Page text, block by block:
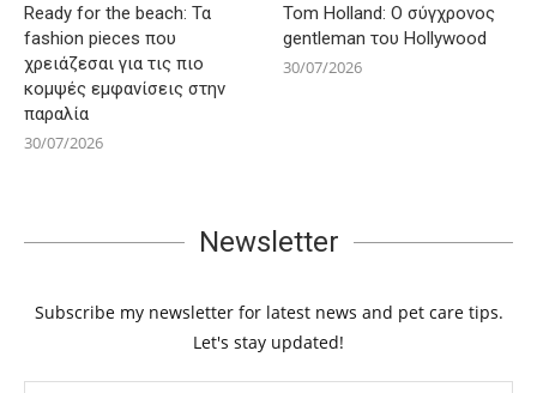
Ready for the beach: Τα
fashion pieces που
χρειάζεσαι για τις πιο
κομψές εμφανίσεις στην
παραλία
30/07/2026
Tom Holland: Ο σύγχρονος
gentleman του Hollywood
30/07/2026
Newsletter
Subscribe my newsletter for latest news and pet care tips.
Let's stay updated!